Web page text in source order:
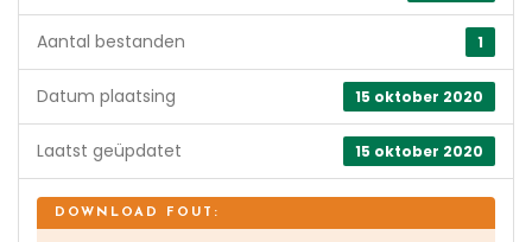
1
Aantal bestanden
15 oktober 2020
Datum plaatsing
15 oktober 2020
Laatst geüpdatet